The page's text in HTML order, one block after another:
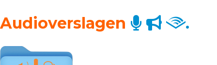
Audioverslagen .